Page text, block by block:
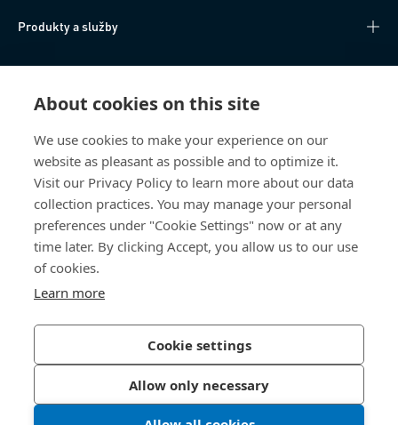
About cookies on this site
We use cookies to make your experience on our
website as pleasant as possible and to optimize it.
Visit our Privacy Policy to learn more about our data
collection practices. You may manage your personal
preferences under "Cookie Settings" now or at any
time later. By clicking Accept, you allow us to our use
of cookies.
Learn more
Cookie settings
Allow only necessary
Produkty a služby
Technické informace
O nás
Bossard Česká republika
Tuřanka 1519/115a
627 00 Brno
Zásady ochrany osobních údajů